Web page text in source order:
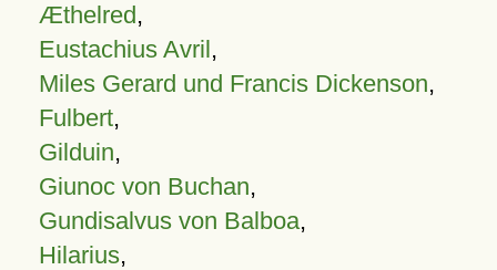
Æthelred,
Eustachius Avril,
Miles Gerard und Francis Dickenson,
Fulbert,
Gilduin,
Giunoc von Buchan,
Gundisalvus von Balboa,
Hilarius,